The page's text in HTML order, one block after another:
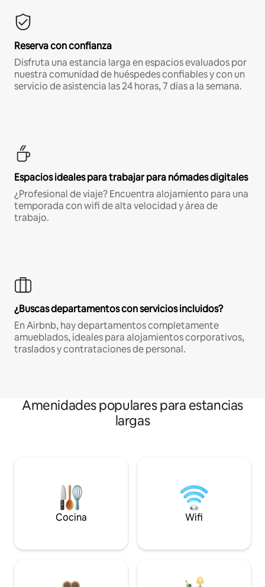
Reserva con confianza
Disfruta una estancia larga en espacios evaluados por
nuestra comunidad de huéspedes confiables y con un
servicio de asistencia las 24 horas, 7 días a la semana.
Espacios ideales para trabajar para nómades digitales
¿Profesional de viaje? Encuentra alojamiento para una
temporada con wifi de alta velocidad y área de
trabajo.
¿Buscas departamentos con servicios incluidos?
En Airbnb, hay departamentos completamente
amueblados, ideales para alojamientos corporativos,
traslados y contrataciones de personal.
Amenidades populares para estancias
largas
Cocina Wifi